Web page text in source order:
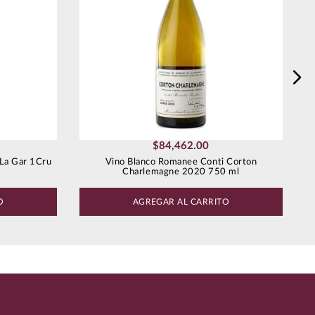
Gar 1Cru
$84,462.00
Vino Blanco Romanee Conti Corton
Charlemagne 2020 750 ml
AGREGAR AL CARRITO